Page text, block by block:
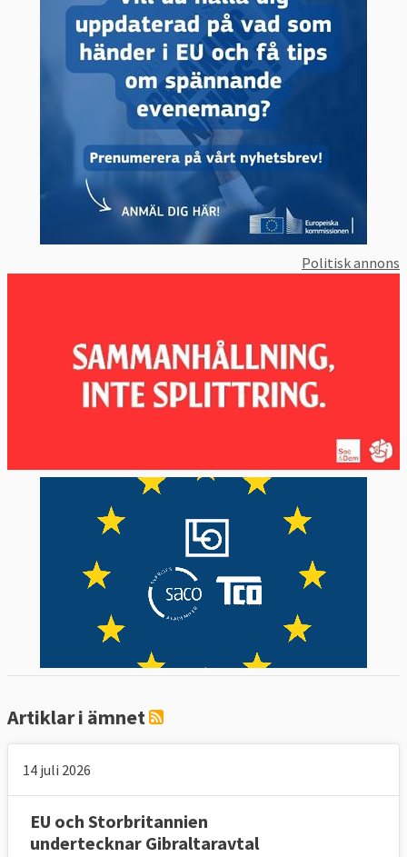
I juli 2018 enades hennes regering kring ett
dokument som låg till grund för
Storbritanniens hållning. Beslutet fick flera
ministrar att avgå i protest.
3. Vad vill Europaparlamentet?
I praktiken samma som medlemsländerna.
EU-parlamentet måste godkänna
utträdesavtalet med Storbritannien. Den
liberale belgiske EU-parlamentarikern Guy
Verhofstadt är dess representant. I april
2017 röstade EU-parlamentet fram sina
Sammanfattat har parlamentet principen att
ett EU-medlemskap på alla områden måste
vara bättre än att inte vara med.
Sveriges linje är densamma som EU-linjen.
Sveriges regering och riksdag har liksom
övriga 26 EU-länder, Storbritannien
borträknat, ställt sig bakom det
förhandlingsmandat som EU:s
chefsförhandlare Michel Barnier fått.
är det viktigt
att de cirka 100
000 svenskarna och närmare 1000 svenska
kunna verka och bo där som i dag och att
5. Varför lämnar Storbritannien EU?
Eftersom en folkmajoritet röstat för det.
Politisk annons
Artiklar i ämnet
14 juli 2026
EU och Storbritannien
undertecknar Gibraltaravtal